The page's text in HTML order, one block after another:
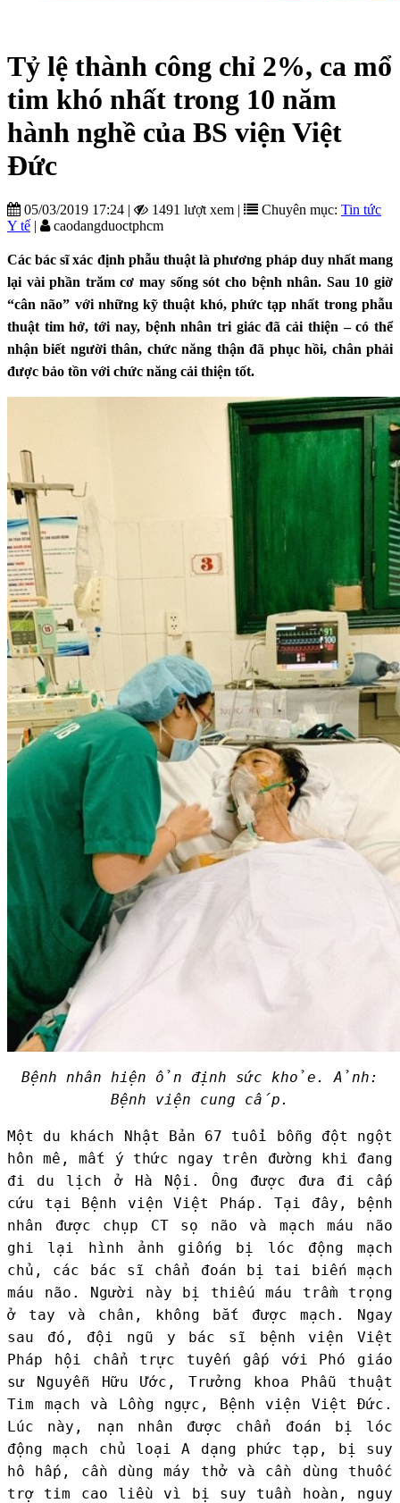
Tỷ lệ thành công chỉ 2%, ca mổ
tim khó nhất trong 10 năm
hành nghề của BS viện Việt
Đức
05/03/2019 17:24 | 1491 lượt xem | Chuyên mục: Tin tức
Y tế | caodangduoctphcm
Các bác sĩ xác định phẫu thuật là phương pháp duy nhất mang
lại vài phần trăm cơ may sống sót cho bệnh nhân. Sau 10 giờ
“cân não” với những kỹ thuật khó, phức tạp nhất trong phẫu
thuật tim hở, tới nay, bệnh nhân tri giác đã cải thiện – có thể
nhận biết người thân, chức năng thận đã phục hồi, chân phải
được bảo tồn với chức năng cải thiện tốt.
Bệnh nhân hiện ổn định sức khỏe. Ảnh:
Bệnh viện cung cấp.
Một du khách Nhật Bản 67 tuổi bỗng đột ngột
hôn mê, mất ý thức ngay trên đường khi đang
đi du lịch ở Hà Nội. Ông được đưa đi cấp
cứu tại Bệnh viện Việt Pháp. Tại đây, bệnh
nhân được chụp CT sọ não và mạch máu não
ghi lại hình ảnh giống bị lóc động mạch
chủ, các bác sĩ chẩn đoán bị tai biến mạch
máu não. Người này bị thiếu máu trầm trọng
ở tay và chân, không bắt được mạch. Ngay
sau đó, đội ngũ y bác sĩ bệnh viện Việt
Pháp hội chẩn trực tuyến gấp với Phó giáo
sư Nguyễn Hữu Ước, Trưởng khoa Phẫu thuật
Tim mạch và Lồng ngực, Bệnh viện Việt Đức.
Lúc này, nạn nhân được chẩn đoán bị lóc
động mạch chủ loại A dạng phức tạp, bị suy
hô hấp, cần dùng máy thở và cần dùng thuốc
trợ tim cao liều vì bị suy tuần hoàn, nguy